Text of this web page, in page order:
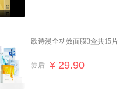
欧诗漫全功效面膜3盒共15片
券后 ¥ 29.90